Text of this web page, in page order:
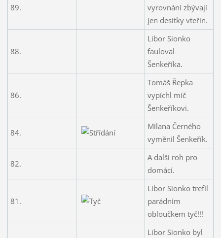
89.
vyrovnání zbývají
jen desítky vteřin.
88.
Libor Sionko
fauloval
Šenkeříka.
86.
Tomáš Řepka
vypíchl míč
Šenkeříkovi.
84.
Milana Černého
vyměnil Šenkeřík.
82.
A další roh pro
domácí.
81.
Libor Sionko trefil
parádním
obloučkem tyč!!!
Libor Sionko byl